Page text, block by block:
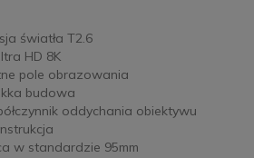
światła T2.6
HD 8K
pole obrazowania
budowa
oddychania obiektywu
w standardzie 95mm